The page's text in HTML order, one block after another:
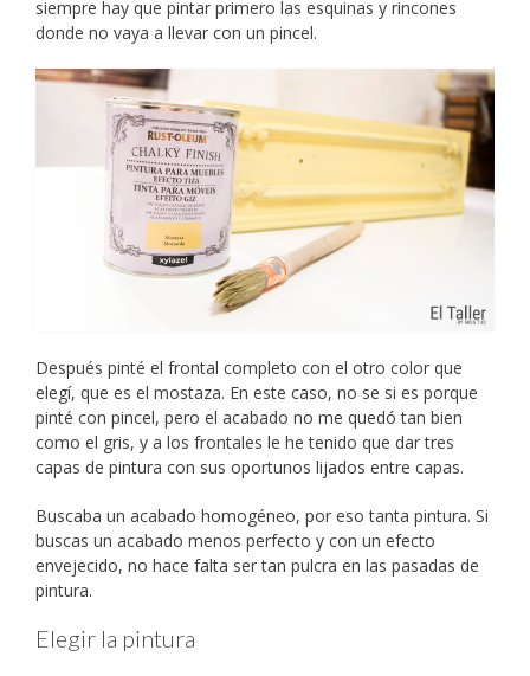
siempre hay que pintar primero las esquinas y rincones
donde no vaya a llevar con un pincel.
Después pinté el frontal completo con el otro color que
elegí, que es el mostaza. En este caso, no se si es porque
pinté con pincel, pero el acabado no me quedó tan bien
como el gris, y a los frontales le he tenido que dar tres
capas de pintura con sus oportunos lijados entre capas.
Buscaba un acabado homogéneo, por eso tanta pintura. Si
buscas un acabado menos perfecto y con un efecto
envejecido, no hace falta ser tan pulcra en las pasadas de
pintura.
Elegir la pintura